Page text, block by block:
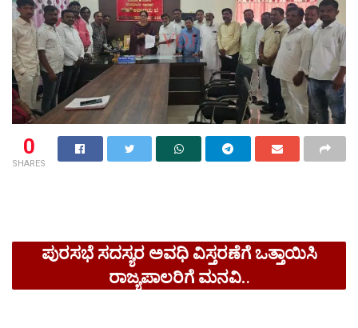
0
SHARES
ಪುರಸಭೆ ಸದಸ್ಯರ ಅವಧಿ ವಿಸ್ತರಣೆಗೆ ಒತ್ತಾಯಿಸಿ‌
ರಾಜ್ಯಪಾಲರಿಗೆ ಮನವಿ..